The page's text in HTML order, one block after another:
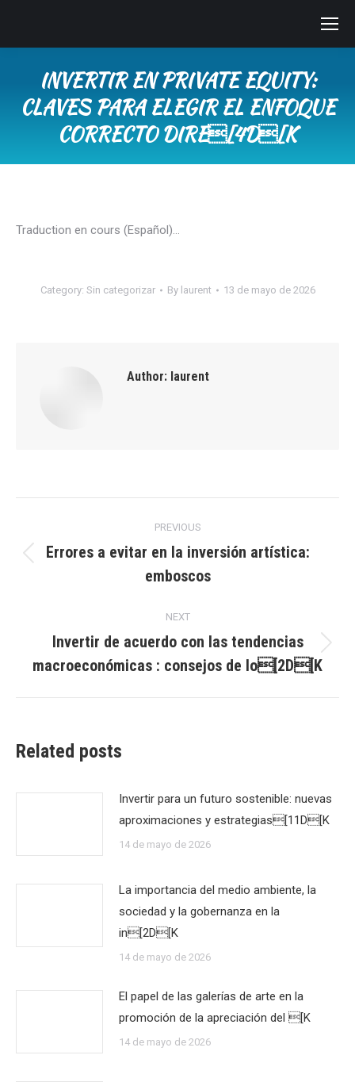
INVERTIR EN PRIVATE EQUITY:
CLAVES PARA ELEGIR EL ENFOQUE
CORRECTO DIRE[4D[K
Traduction en cours (Español)…
Category: Sin categorizar By laurent 13 de mayo de 2026
Author: laurent
navigation
PREVIOUS
post:
Errores a evitar en la inversión artística:
emboscos
NEXT
post:
Invertir de acuerdo con las tendencias
macroeconómicas : consejos de lo[2D[K
Related posts
Invertir para un futuro sostenible: nuevas
aproximaciones y estrategias[11D[K
14 de mayo de 2026
La importancia del medio ambiente, la
sociedad y la gobernanza en la
in[2D[K
14 de mayo de 2026
El papel de las galerías de arte en la
promoción de la apreciación del [K
14 de mayo de 2026